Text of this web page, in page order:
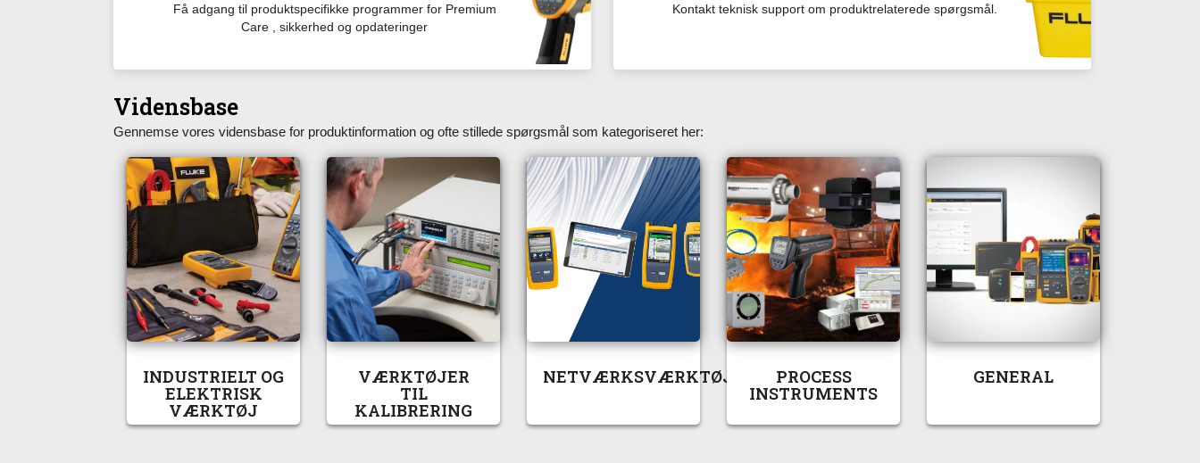
Få adgang til produktspecifikke programmer for Premium
Care , sikkerhed og opdateringer
Kontakt teknisk support om produktrelaterede spørgsmål.
Vidensbase
Gennemse vores vidensbase for produktinformation og ofte stillede spørgsmål som kategoriseret her:
INDUSTRIELT OG
ELEKTRISK
VÆRKTØJ
VÆRKTØJER
TIL
KALIBRERING
NETVÆRKSVÆRKTØJ PROCESS
INSTRUMENTS
GENERAL